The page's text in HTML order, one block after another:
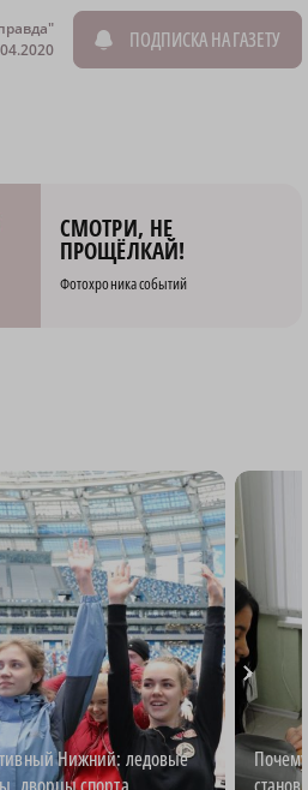
ПОДПИСКА НА ГАЗЕТУ
СМОТРИ, НЕ
ПРОЩЁЛКАЙ!
Фотохроника событий
Нижний: ледовые